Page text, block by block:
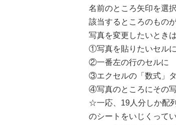
名前のところ矢印を選
該当するところのもの
写真を変更したいとき
①写真を貼りたいセル
②一番左の行のセルに
③エクセルの「数式」
④写真のところにその
☆一応、19人分しか配
のシートをいじくって